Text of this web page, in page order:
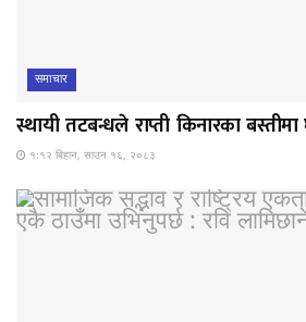
समाचार
स्थायी तटबन्धले राप्ती किनारका बस्तीमा
१:१२ बिहान, साउन १६, २०८३